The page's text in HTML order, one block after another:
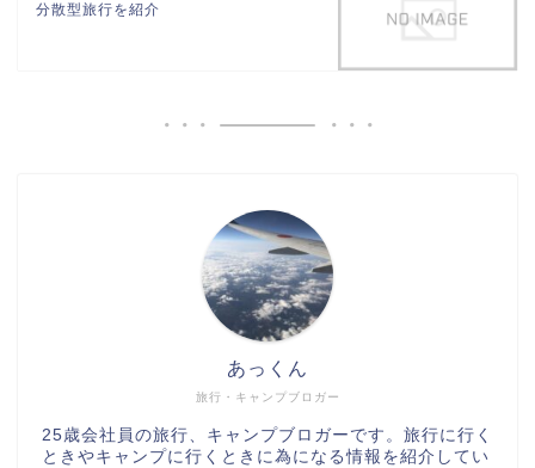
分散型旅行を紹介
旅行・キャンプブロガー
あっくん
25歳会社員の旅行、キャンプブロガーです。旅行に行く
ときやキャンプに行くときに為になる情報を紹介してい